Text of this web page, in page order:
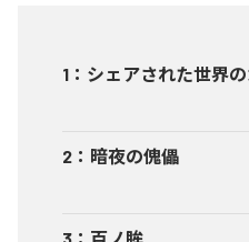
1 ： シェアされた世界
2 ： 暗夜の傀儡
3 ： 百ノ眸